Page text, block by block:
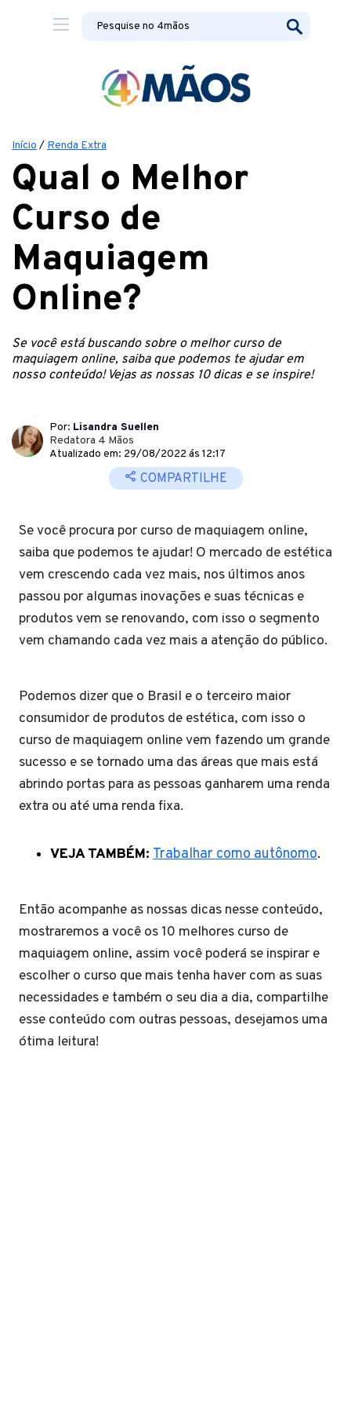
Início / Renda Extra
Qual o Melhor
Curso de
Maquiagem
Online?
Se você está buscando sobre o melhor curso de
maquiagem online, saiba que podemos te ajudar em
nosso conteúdo! Vejas as nossas 10 dicas e se inspire!
Por: Lisandra Suellen
Redatora 4 Mãos
Atualizado em: 29/08/2022 ás 12:17
COMPARTILHE
Se você procura por curso de maquiagem online,
saiba que podemos te ajudar! O mercado de estética
vem crescendo cada vez mais, nos últimos anos
passou por algumas inovações e suas técnicas e
produtos vem se renovando, com isso o segmento
vem chamando cada vez mais a atenção do público.
Podemos dizer que o Brasil e o terceiro maior
consumidor de produtos de estética, com isso o
curso de maquiagem online vem fazendo um grande
sucesso e se tornado uma das áreas que mais está
abrindo portas para as pessoas ganharem uma renda
extra ou até uma renda fixa.
VEJA TAMBÉM: Trabalhar como autônomo.
Então acompanhe as nossas dicas nesse conteúdo,
mostraremos a você os 10 melhores curso de
maquiagem online, assim você poderá se inspirar e
escolher o curso que mais tenha haver com as suas
necessidades e também o seu dia a dia, compartilhe
esse conteúdo com outras pessoas, desejamos uma
ótima leitura!